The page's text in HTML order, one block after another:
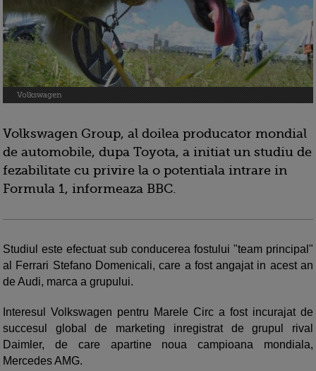
Volkswagen
Volkswagen Group, al doilea producator mondial
de automobile, dupa Toyota, a initiat un studiu de
fezabilitate cu privire la o potentiala intrare in
Formula 1, informeaza BBC.
Studiul este efectuat sub conducerea fostului "team principal"
al Ferrari Stefano Domenicali, care a fost angajat in acest an
de Audi, marca a grupului.
Interesul Volkswagen pentru Marele Circ a fost incurajat de
succesul global de marketing inregistrat de grupul rival
Daimler, de care apartine noua campioana mondiala,
Mercedes AMG.